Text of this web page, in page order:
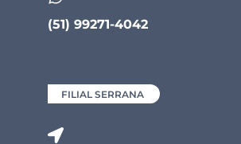
(51) 99271-4042
FILIAL SERRANA